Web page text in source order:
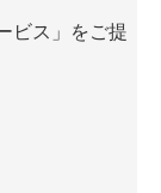
ビス」をご提